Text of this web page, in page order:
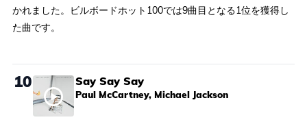
かれました。ビルボードホット100では9曲目となる1位を獲得し
た曲です。
10 Say Say Say
Paul McCartney, Michael Jackson